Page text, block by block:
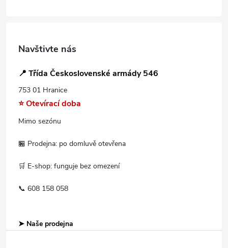
Navštivte nás
📍 Třída Československé armády 546
753 01 Hranice
⭐ Otevírací doba
Mimo sezónu
🏪 Prodejna: po domluvě otevřena
🛒 E-shop: funguje bez omezení
📞 608 158 058
➤ Naše prodejna